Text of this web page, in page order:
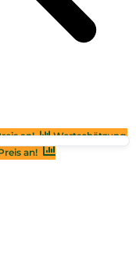
an!
Wertschätzung
an!